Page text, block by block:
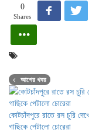
0
Shares
আগের খবর
কোটচাঁদপুরে রাতে রস চুরি
গাছিকে পেটালো চোরেরা